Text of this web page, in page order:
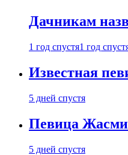
Дачникам
1 год спустя1 год
Известная
5 дней спустя
Певица
5 дней спустя